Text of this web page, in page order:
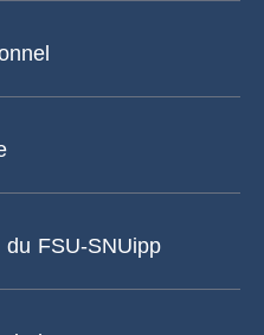
du FSU-SNUipp